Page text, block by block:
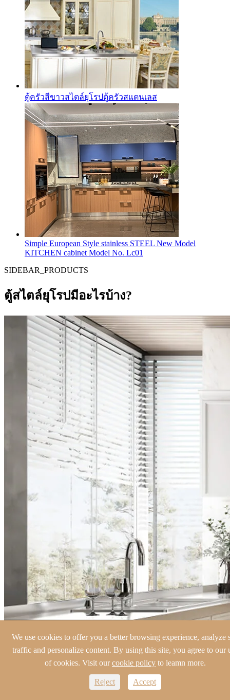
ตู้ครัวสีขาวสไตล์ยุโรปตู้ครัวสแตนเลส
Simple European Style stainless STEEL New Model
KITCHEN cabinet Model No. Lc01
SIDEBAR_PRODUCTS
ตู้สไตล์ยุโรปมีอะไรบ้าง?
We use cookies to offer you a better browsing experience, analyze
traffic and personalize content. By using this site, you agree to our
of cookies. Visit ourcookie policy to leamn more.
Reject Accept